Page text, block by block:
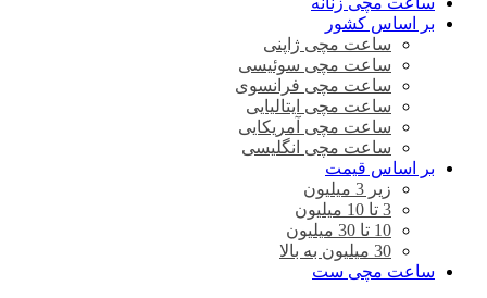
بر اساس کشور
ساعت مچی ژاپنی
ساعت مچی سوئیسی
ساعت مچی فرانسوی
ساعت مچی ایتالیایی
ساعت مچی آمریکایی
ساعت مچی انگلیسی
بر اساس قیمت
زیر 3 میلیون
3 تا 10 میلیون
10 تا 30 میلیون
30 میلیون به بالا
ساعت مچی ست